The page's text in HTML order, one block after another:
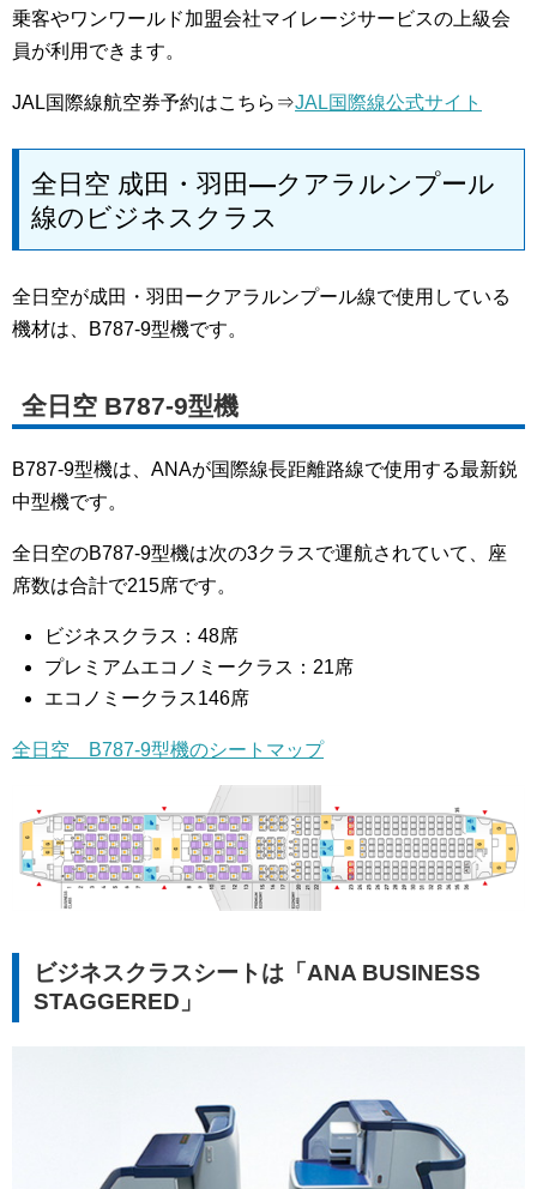
乗客やワンワールド加盟会社マイレージサービスの上級会
員が利用できます。
JAL国際線航空券予約はこちら⇒JAL国際線公式サイト
全日空 成田・羽田―クアラルンプール
線のビジネスクラス
全日空が成田・羽田ークアラルンプール線で使用している
機材は、B787-9型機です。
全日空 B787-9型機
B787-9型機は、ANAが国際線長距離路線で使用する最新鋭
中型機です。
全日空のB787-9型機は次の3クラスで運航されていて、座
席数は合計で215席です。
ビジネスクラス：48席
プレミアムエコノミークラス：21席
エコノミークラス146席
全日空 B787-9型機のシートマップ
ビジネスクラスシートは「ANA BUSINESS
STAGGERED」